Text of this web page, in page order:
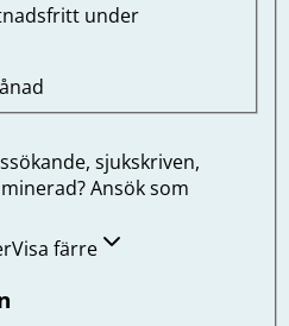
under
sjukskriven,
Ansök som
Visa färre